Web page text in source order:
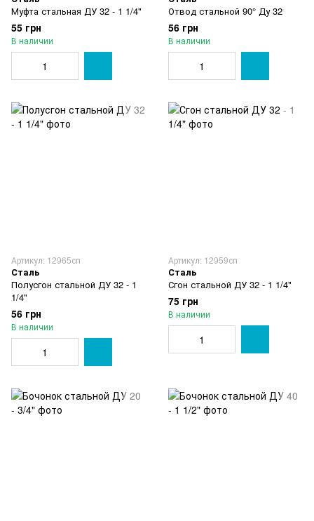
Муфта стальная ДУ 32 - 1 1/4"
55 грн
В наличии
Отвод стальной 90° Ду 32
56 грн
В наличии
Артикул: 12965сп
Сталь
Полусгон стальной ДУ 32 - 1
1/4"
56 грн
В наличии
Артикул: 12959сп
Сталь
Сгон стальной ДУ 32 - 1 1/4"
75 грн
В наличии